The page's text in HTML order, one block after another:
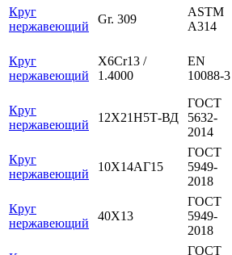
Круг
нержавеющий
Gr. 309
ASTM
A314
Круг
нержавеющий
X6Cr13 /
1.4000
EN
10088-3
Круг
нержавеющий
12Х21Н5Т-ВД
ГОСТ
5632-
2014
Круг
нержавеющий
10Х14АГ15
ГОСТ
5949-
2018
Круг
нержавеющий
40Х13
ГОСТ
5949-
2018
ГОСТ